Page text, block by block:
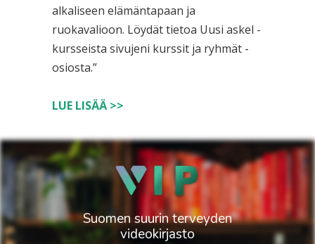
alkaliseen elämäntapaan ja
ruokavalioon. Löydät tietoa Uusi askel -
kursseista sivujeni kurssit ja ryhmät -
osiosta.”
LUE LISÄÄ >>
Suomen suurin terveyden
videokirjasto